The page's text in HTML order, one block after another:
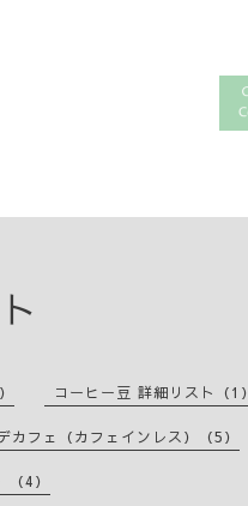
コーヒー豆 詳細リスト（1）
カフェ（カフェインレス）（5）
4）